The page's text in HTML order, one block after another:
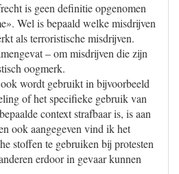
is geen definitie opgenomen
Wel is bepaald welke misdrijven
als terroristische misdrijven.
– om misdrijven die zijn
oogmerk.
wordt gebruikt in bijvoorbeeld
of het specifieke gebruik van
context strafbaar is, is aan
ook aangegeven vind ik het
stoffen te gebruiken bij protesten
erdoor in gevaar kunnen